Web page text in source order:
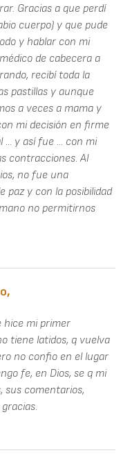
Gracias a que perdí
cuerpo) y que pude
y hablar con mi
de cabecera a
recibí toda la
pastillas y aunque
a veces a mama y
mi decisión en firme
y así fue ... con mi
contracciones. Al
no fue una
paz y con la posibilidad
no permitirnos
hice mi primer
tiene latidos, q vuelva
no confio en el lugar
fe, en Dios, se q mi
sus comentarios,